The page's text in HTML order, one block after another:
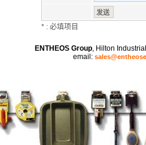
* : 必填项目
ENTHEOS Group, Hilton
email: